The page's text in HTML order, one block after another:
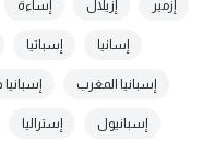
إزمير إزيلال إساءة
إسانيا إسباتيا
إسبانيا المغرب إسبانيا
إسبانيول إستراليا